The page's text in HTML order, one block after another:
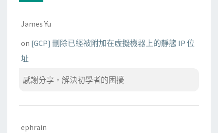
James Yu
on [GCP] 刪除已經被附加在虛擬機器上的靜態 IP 位
址
感謝分享，解決初學者的困擾
ephrain